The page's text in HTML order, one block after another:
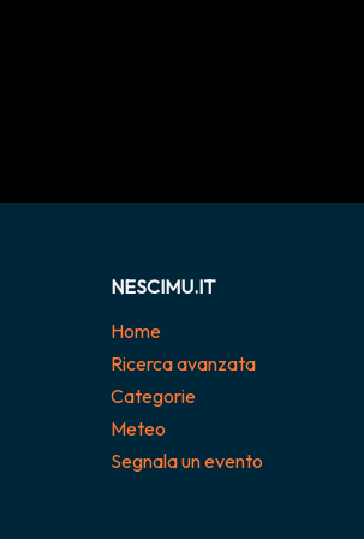
NESCIMU.IT
Home
Ricerca avanzata
Categorie
Meteo
Segnala un evento